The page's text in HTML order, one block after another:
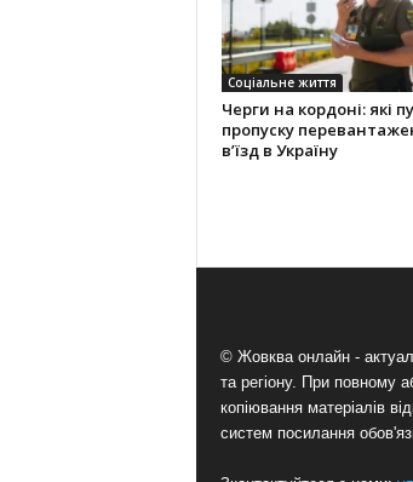
Соціальне життя
Черги на кордоні: які
пропуску
вʼїзд в Україну
© Жовква онлайн -
та регіону. При повному
копіювання матеріалів
систем посилання